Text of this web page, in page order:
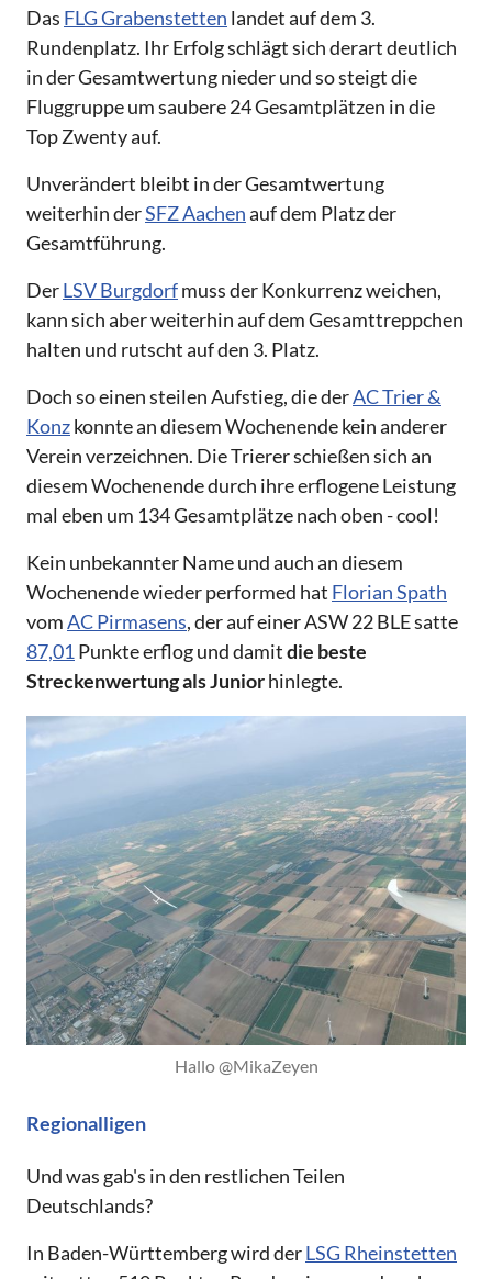
Das FLG Grabenstetten landet auf dem 3.
Rundenplatz. Ihr Erfolg schlägt sich derart deutlich
in der Gesamtwertung nieder und so steigt die
Fluggruppe um saubere 24 Gesamtplätzen in die
Top Zwenty auf.
Unverändert bleibt in der Gesamtwertung
weiterhin derSFZ Aachenauf dem Platz der
Gesamtführung.
DerLSV Burgdorfmuss der Konkurrenz weichen,
kann sich aber weiterhin auf dem Gesamttreppchen
halten und rutscht auf den 3. Platz.
Doch so einen steilen Aufstieg, die derAC Trier &
Konzkonnte an diesem Wochenende kein anderer
Verein verzeichnen. Die Trierer schießen sich an
diesem Wochenende durch ihre erflogene Leistung
mal eben um 134 Gesamtplätze nach oben - cool!
Kein unbekannter Name und auch an diesem
Wochenende wieder performed hat Florian Spath
vomAC Pirmasens, der auf einer ASW 22 BLE satte
87,01 Punkte erflog und damitdie beste
Streckenwertung als Juniorhinlegte.
Hallo @MikaZeyen
Regionalligen
Und was gab's in den restlichen Teilen
Deutschlands?
In Baden-Württemberg wird derLSG Rheinstetten